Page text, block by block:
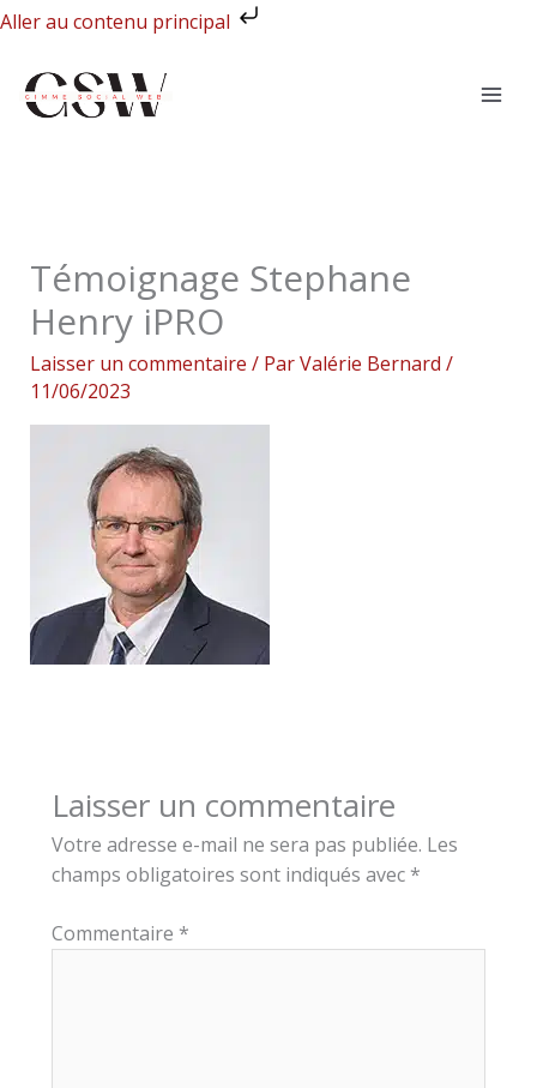
Aller au contenu principal
Aller
contenu
Témoignage Stephane
Henry iPRO
Laisser un commentaire / ParValérie Bernard /
11/06/2023
Laisser un commentaire
Votre adresse e-mail ne sera pas publiée. Les
champs obligatoires sont indiqués avec *
Commentaire *